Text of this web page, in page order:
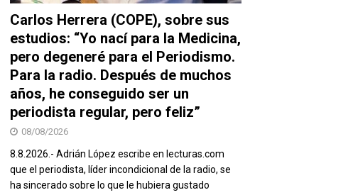
Carlos Herrera (COPE), sobre sus
estudios: “Yo nací para la Medicina,
pero degeneré para el Periodismo.
Para la radio. Después de muchos
años, he conseguido ser un
periodista regular, pero feliz”
08/08/2026
8.8.2026.- Adrián López escribe en lecturas.com
que el periodista, líder incondicional de la radio, se
ha sincerado sobre lo que le hubiera gustado